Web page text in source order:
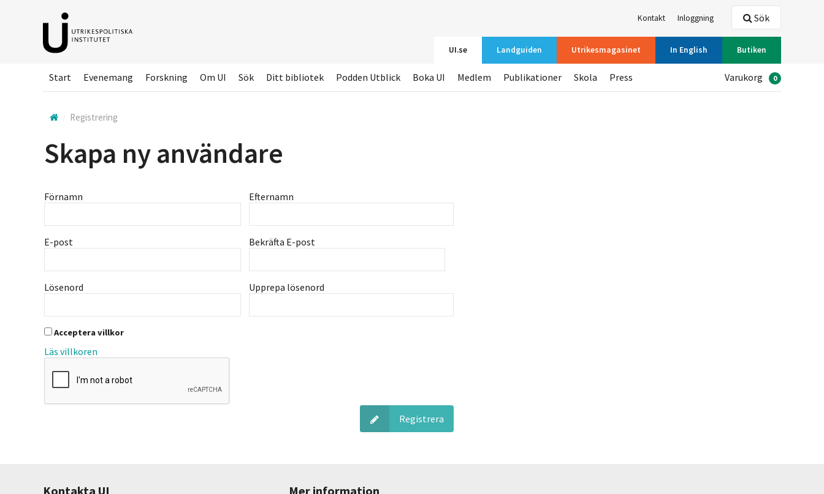
Kontakt Inloggning
UI.se Landguiden Utrikesmagasinet In English Butiken
Sök
Start Evenemang Forskning Om UI Sök Ditt bibliotek Podden Utblick Boka UI Medlem Publikationer Skola Press Varukorg 0
Registrering
Skapa ny användare
Förnamn Efternamn
E-post Bekräfta E-post
Lösenord Upprepa lösenord
Acceptera villkor
Läs villkoren
Registrera
Kontakta UI Mer information